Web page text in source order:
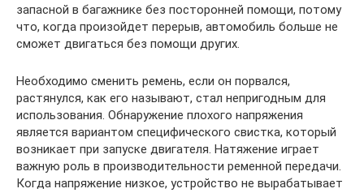
запасной в багажнике без посторонней помощи, потому
что, когда произойдет перерыв, автомобиль больше не
сможет двигаться без помощи других.
Необходимо сменить ремень, если он порвался,
растянулся, как его называют, стал непригодным для
использования. Обнаружение плохого напряжения
является вариантом специфического свистка, который
возникает при запуске двигателя. Натяжение играет
важную роль в производительности ременной передачи.
Когда напряжение низкое, устройство не вырабатывает